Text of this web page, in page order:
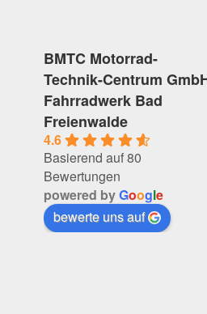
BMTC Motorrad-
Technik-Centrum
Fahrradwerk Bad
Freienwalde
4.6
Basierend auf 80
Bewertungen
powered byGoogle
bewerte uns auf